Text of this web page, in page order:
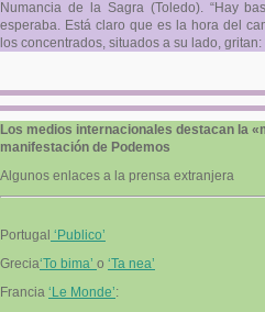
Numancia de la Sagra (Toledo). “Hay
esperaba. Está claro que es la hora del
los concentrados, situados a su lado, gritan:
Los medios internacionales destacan la
manifestación de Podemos
Algunos enlaces a la prensa extranjera
Portugal ‘Publico’
Grecia‘To bima’ o ‘Ta nea’
Francia ‘Le Monde’: